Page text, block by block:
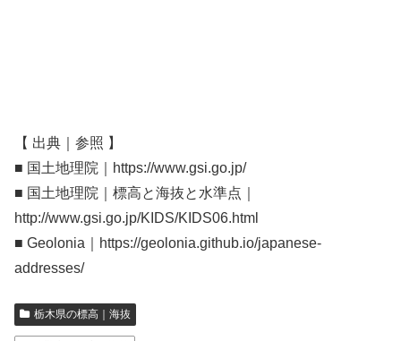
【 出典｜参照 】
■ 国土地理院｜https://www.gsi.go.jp/
■ 国土地理院｜標高と海抜と水準点｜
http://www.gsi.go.jp/KIDS/KIDS06.html
■ Geolonia｜https://geolonia.github.io/japanese-
addresses/
栃木県の標高｜海抜